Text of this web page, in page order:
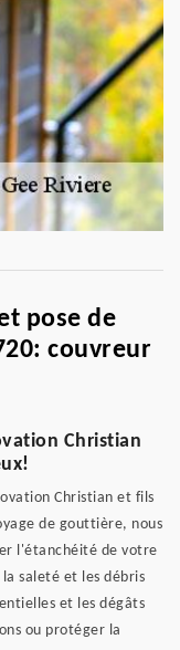
pose de
couvreur
Christian
Christian et fils
de gouttière, nous
l'étanchéité de votre
saleté et les débris
et les dégâts
ou protéger la